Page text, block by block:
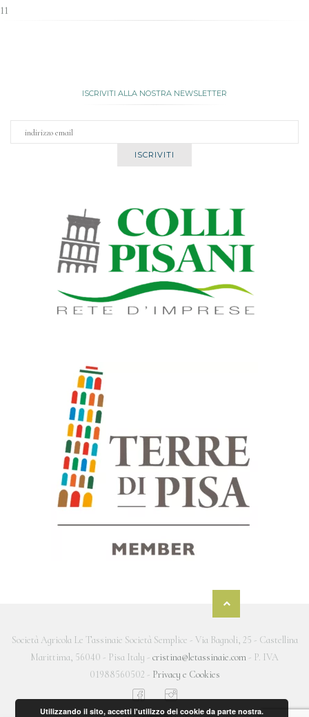
11
ISCRIVITI ALLA NOSTRA NEWSLETTER
Società Agricola Le Tassinaie Società Semplice - Via Bagnoli, 25 - Castellina
Marittima, 56040 - Pisa Italy - cristina@letassinaie.com - P. IVA
01988560502 - Privacy e Cookies
Utilizzando il sito, accetti l'utilizzo dei cookie da parte nostra.